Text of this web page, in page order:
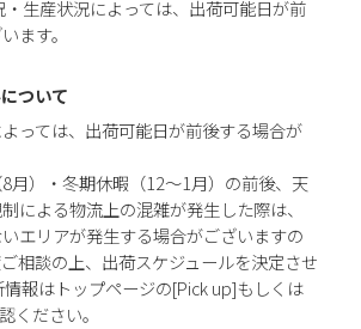
生産状況によっては、出荷可能日が前
ます。
ついて
っては、出荷可能日が前後する場合が
月）・冬期休暇（12～1月）の前後、天
による物流上の混雑が発生した際は、
エリアが発生する場合がございますの
相談の上、出荷スケジュールを決定させ
報はトップページの[Pick up]もしくは
ください。